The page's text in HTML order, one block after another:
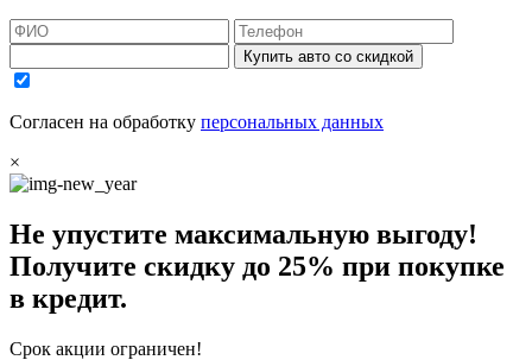
Купить авто со скидкой
Согласен на обработку персональных данных
×
Не упустите максимальную выгоду!
Получите скидку до 25% при покупке
в кредит.
Срок акции ограничен!